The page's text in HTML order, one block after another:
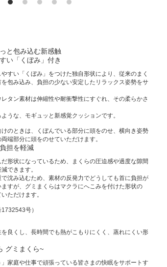
と包み込む新感触
い「くぼみ」付き
すい「くぼみ」をつけた独自形状により、従来のまく
包み込み、負担の少ない安定したリラックス姿勢をサ
タン素材は伸縮性や耐衝撃性にすぐれ、その柔らかさ
うな、モギュッと新感覚クッションです。
のときは、くぼんでいる部分に頭をのせ、横向き姿勢
端部分に頭をのせていただけます。
担を軽減
形状になっているため、まくらの圧迫感や過度な隙間
できます。
沈み込むため、素材の反発力でどうしても首に負担が
すが、グミまくらはマクラにへこみを付けた形状の
ただけます。
号）
良くし、長時間でも熱がこもりにくく、蒸れにくい形
グミまくら~
」家庭や仕事で頑張っている皆さまの快眠をサポートす